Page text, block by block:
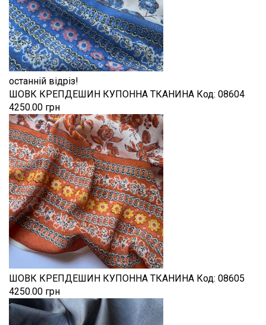
останній відріз!
ШОВК КРЕПДЕШИН КУПОННА ТКАНИНА Код: 08604
4250.00 грн
ШОВК КРЕПДЕШИН КУПОННА ТКАНИНА Код: 08605
4250.00 грн